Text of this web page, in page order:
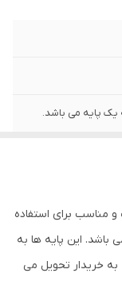
یک پایه می باشد.
مناسب برای استفاده
این پایه ها به
خریدار تحویل می